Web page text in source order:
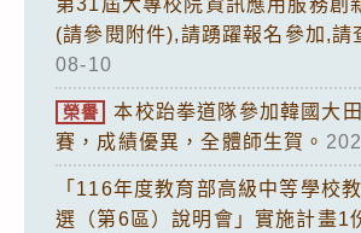
(請參閱附件),請踴躍報名參加,請
08-10
榮譽
本校跆拳道隊參加韓國大
賽，成績優異，全體師生賀。
「116年度教育部高級中等學校
選（第6區）說明會」實施計畫1